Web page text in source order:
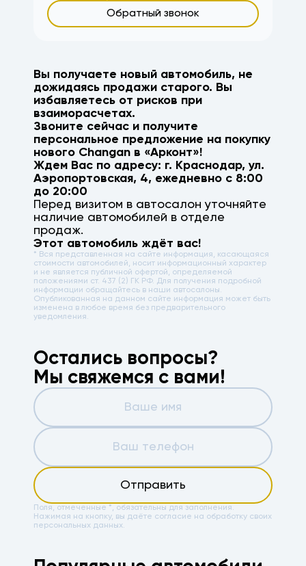
Обратный звонок
Вы получаете новый автомобиль, не
дожидаясь продажи старого. Вы
избавляетесь от рисков при
взаиморасчетах.
Звоните сейчас и получите
персональное предложение на покупку
нового Changan в «Арконт»!
Ждем Вас по адресу: г. Краснодар,ул.
Аэропортовская, 4, ежедневно с 8:00
до 20:00
Перед визитом в автосалон уточняйте
наличие автомобилей в отделе
продаж.
Этот автомобиль ждёт вас!
* Вся представленная на сайте информация, касающаяся
стоимости автомобилей, носит информационный характер
и не является публичной офертой, определяемой
положениями ст. 437 (2) ГК РФ. Для получения подробной
информации обращайтесь в наши автосалоны.
Опубликованная на данном сайте информация может быть
изменена в любое время без предварительного
уведомления.
Остались вопросы?
Мы свяжемся с вами!
Отправить
Поля, отмеченные *, обязательны для заполнения.
Нажимая на кнопку, вы даёте согласие на обработку своих
персональных данных.